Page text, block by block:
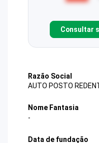
Consultar
Razão Social
AUTO POSTO
Nome Fantasia
-
Data de fundação